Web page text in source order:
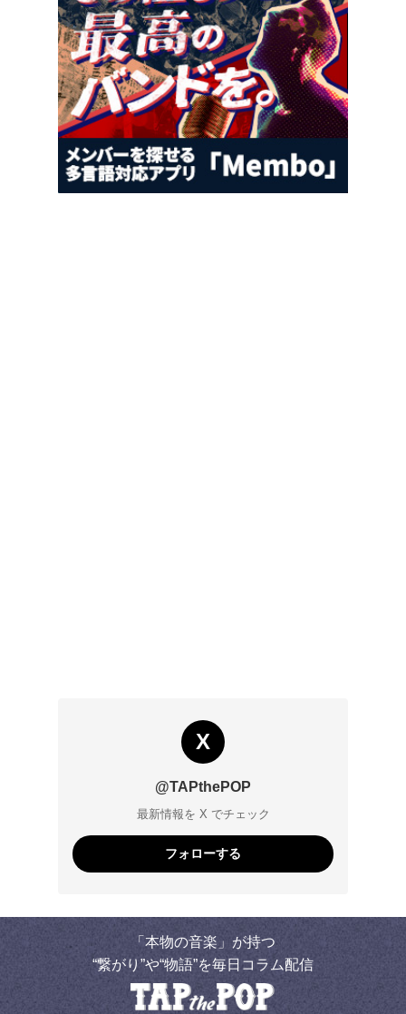
X
@TAPthePOP
最新情報を X でチェック
フォローする
「本物の音楽」が持つ
“繋がり”や“物語”を毎日コラム配信